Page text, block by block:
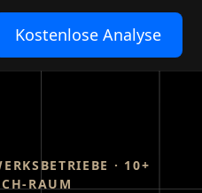
Kostenlose Analyse
· 10+
RAUM